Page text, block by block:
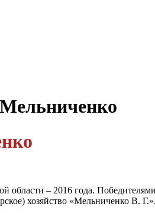
– 2016 года. Победителями в
хозяйство «Мельниченко В.